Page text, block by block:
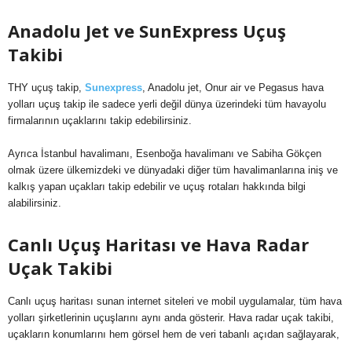
Anadolu Jet ve SunExpress Uçuş
Takibi
THY uçuş takip, Sunexpress, Anadolu jet, Onur air ve Pegasus hava
yolları uçuş takip ile sadece yerli değil dünya üzerindeki tüm havayolu
firmalarının uçaklarını takip edebilirsiniz.
Ayrıca İstanbul havalimanı, Esenboğa havalimanı ve Sabiha Gökçen
olmak üzere ülkemizdeki ve dünyadaki diğer tüm havalimanlarına iniş ve
kalkış yapan uçakları takip edebilir ve uçuş rotaları hakkında bilgi
alabilirsiniz.
Canlı Uçuş Haritası ve Hava Radar
Uçak Takibi
Canlı uçuş haritası sunan internet siteleri ve mobil uygulamalar, tüm hava
yolları şirketlerinin uçuşlarını aynı anda gösterir. Hava radar uçak takibi,
uçakların konumlarını hem görsel hem de veri tabanlı açıdan sağlayarak,